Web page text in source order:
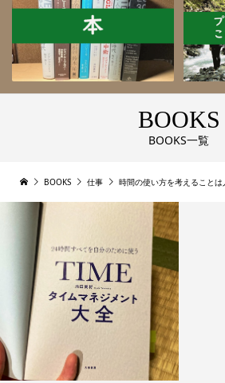
BOOKS
BOOKS一覧
BOOKS 仕事 時間の使い方を考えることは人生を濃くす